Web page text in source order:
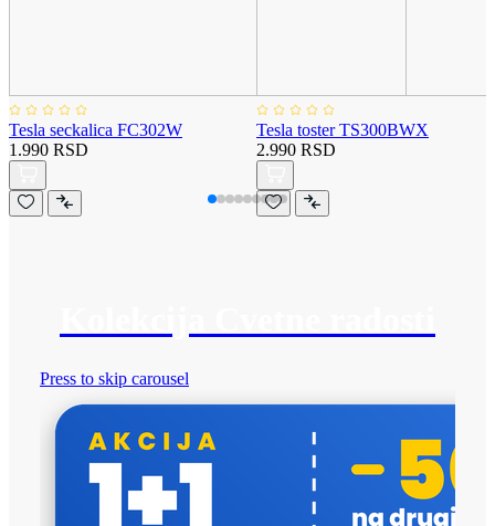
Tesla seckalica FC302W
1.990 RSD
Tesla toster TS300BWX
2.990 RSD
Press to skip carousel